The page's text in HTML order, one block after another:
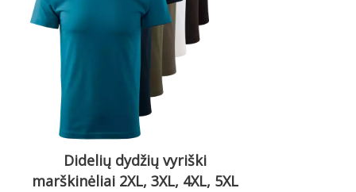
Didelių dydžių vyriški
marškinėliai 2XL, 3XL, 4XL, 5XL